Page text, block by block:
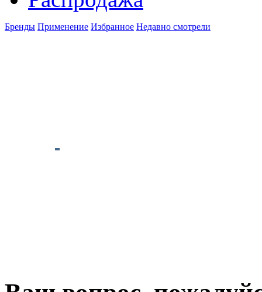
Бренды Применение Избранное Недавно смотрели